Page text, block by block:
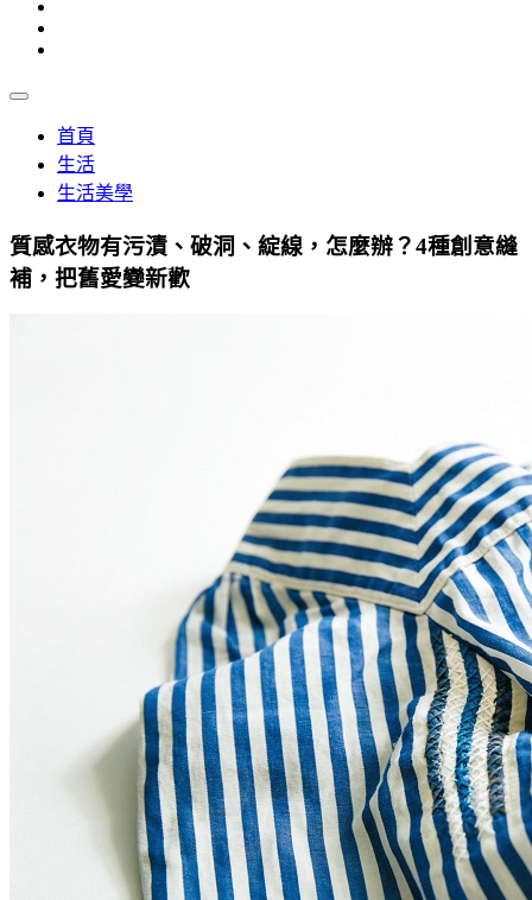
首頁
生活
生活美學
質感衣物有污漬、破洞、綻線，怎麼辦？4種創意縫
補，把舊愛變新歡